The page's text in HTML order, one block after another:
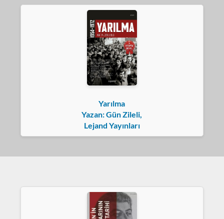
Yarılma
Yazan: Gün Zileli,
Lejand Yayınları